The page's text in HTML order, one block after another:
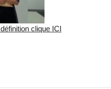
clique ICI